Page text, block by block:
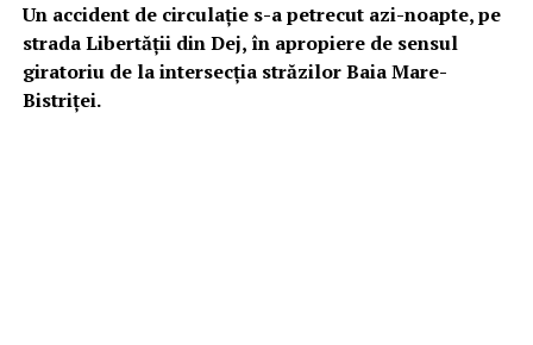
Un accident de circulație s-a petrecut azi-noapte, pe
strada Libertății din Dej, în apropiere de sensul
giratoriu de la intersecția străzilor Baia Mare-
Bistriței.